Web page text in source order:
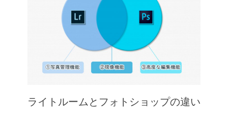
ライトルームとフォトショップの違い